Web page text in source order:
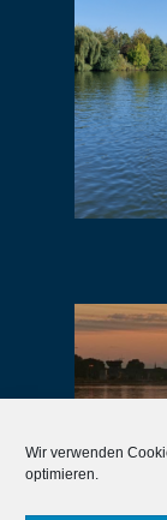
Wir verwenden
optimieren.